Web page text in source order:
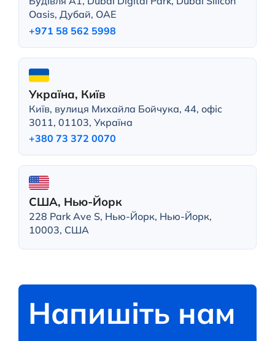
Oasis, Дубай, ОАЕ
+971 58 562 5998
Україна, Київ
Київ, вулиця Михайла Бойчука, 44, офіс
3011, 01103, Україна
+380 73 372 0070
США, Нью-Йорк
228 Park Ave S, Нью-Йорк, Нью-Йорк,
10003, США
Напишіть нам